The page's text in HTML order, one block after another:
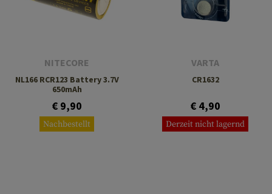
NITECORE
NL166 RCR123 Battery 3.7V
650mAh
€ 9,90
Nachbestellt
VARTA
CR1632
€ 4,90
Derzeit nicht lagernd